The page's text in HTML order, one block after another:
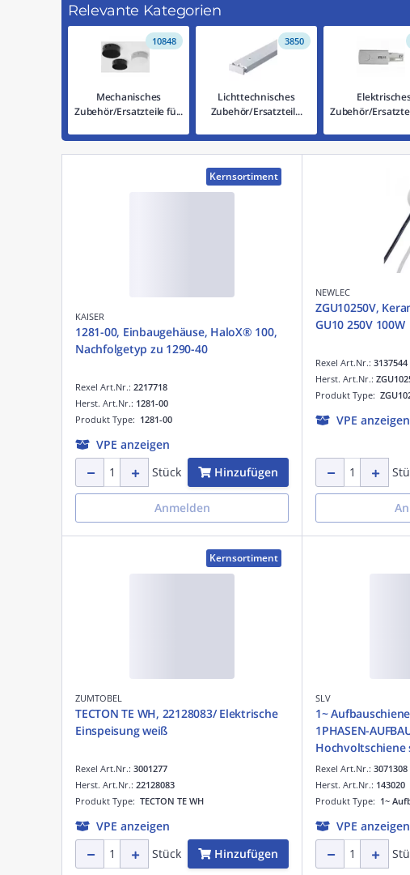
Relevante Kategorien
10848
Mechanisches
Zubehör/Ersatzteile fü...
3850
Lichttechnisches
Zubehör/Ersatzteil...
Zubehör/
Kernsortiment
KAISER
1281-00, Einbaugehäuse, HaloX® 100,
Nachfolgetyp zu 1290-40
Rexel Art.Nr.: 2217718
Produkt Type: 1281-00
Herst. Art.Nr.: 1281-00
VPE anzeigen
Stück
Hinzufügen
Anmelden
NEWLEC
ZGU10250V,
GU10 250V 100W
Rexel Art.Nr.: 3137544
Produkt Type:
Herst. Art.Nr.:
VPE anzeigen
Kernsortiment
ZUMTOBEL
TECTON TE WH, 22128083/ Elektrische
Einspeisung weiß
Rexel Art.Nr.: 3001277
Produkt Type: TECTON TE WH
Herst. Art.Nr.: 22128083
VPE anzeigen
Stück
Hinzufügen
SLV
1~
1PHASEN-
Hochvoltschiene
Rexel Art.Nr.: 3071308
Produkt Type: 1~
Herst. Art.Nr.: 143020
VPE anzeigen